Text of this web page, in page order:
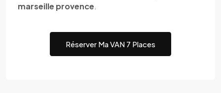
marseille provence.
Réserver Ma VAN 7 Places